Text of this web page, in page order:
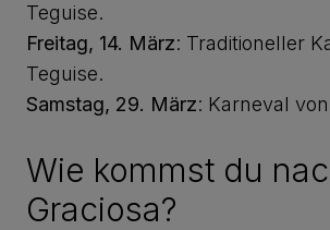
Teguise.
Freitag, 14. März: Traditioneller
Teguise.
Samstag, 29. März: Karneval
Wie kommst du
Graciosa?